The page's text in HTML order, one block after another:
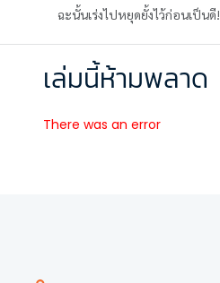
ฉะนั้นเร่งไปหยุดยั้งไว้ก่อนเป็นดี!
เล่มนี้ห้ามพลาด
There was an error